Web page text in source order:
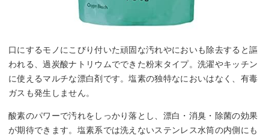
口にするモノにこびり付いた頑固な汚れやにおいも除去すると謳
われる、過炭酸ナトリウムでできた粉末タイプ。洗濯やキッチン
に使えるマルチな漂白剤です。塩素の独特なにおいはなく、有毒
ガスも発生しません。
酸素のパワーで汚れをしっかり落とし、漂白・消臭・除菌の効果
が期待できます。塩素系では洗えないステンレス水筒の内側にも